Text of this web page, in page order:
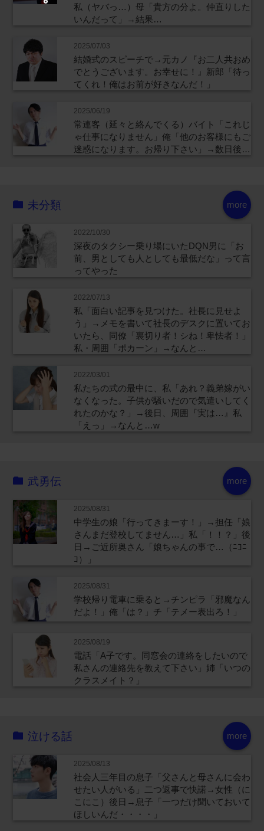
私（ヤバっ…）母「貴方の分よ。仲直りした
いんだって」→結果…
2025/07/03
結婚式のスピーチで→元カノ『お二人共おめ
でとうございます。お幸せに！』新郎「待っ
てくれ！俺はお前が好きなんだ！」
2025/06/19
常連客（延々と絡んでくる）バイト「これじ
ゃ仕事になりません」俺「他のお客様にもご
迷惑になります。お帰り下さい」→数日後…
more
未分類
2022/10/30
深夜のタクシー乗り場にいたDQN男に「お
前、男としても人としても最低だな」って言
ってやった
2022/07/13
私「面白い記事を見つけた。社長に見せよ
う」→メモを書いて社長のデスクに置いてお
いたら、同僚「裏切り者！シね！卑怯者！」
私・周囲「ポカーン」→なんと…
2022/03/01
私たちの式の最中に、私「あれ？義弟嫁がい
なくなった。子供が騒いだので気遣いしてく
れたのかな？」→後日、周囲『実は…』私
「えっ」→なんと…w
more
武勇伝
2025/08/31
中学生の娘「行ってきまーす！」→担任「娘
さんまだ登校してません…」私「！！？」後
日→ご近所奥さん「娘ちゃんの事で…（ﾆｺﾆ
ｺ）」
2025/08/31
学校帰り電車に乗ると→チンピラ「邪魔なん
だよ！」俺「は？」チ「テメー表出ろ！」
2025/08/19
電話「A子です。同窓会の連絡をしたいので
私さんの連絡先を教えて下さい」姉「いつの
クラスメイト？」
more
泣ける話
2025/08/13
社会人三年目の息子「父さんと母さんに会わ
せたい人がいる」二つ返事で快諾→女性（に
こにこ）後日→息子「一つだけ聞いておいて
ほしいんだ・・・・」